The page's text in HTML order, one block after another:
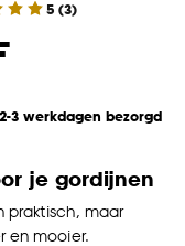
5 (3)
3 werkdagen bezorgd
je gordijnen
praktisch, maar
en mooier.